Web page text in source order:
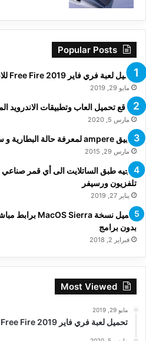
Popular Posts
تحميل لعبة فري فاير Free Fire 2019 للاندرويد والكمبيوتر مجانا
مايو 29, 2019
مواقع تحميل العاب وتطبيقات الاندرويد
مارس 5, 2020
تطبيق ampere لمعرفة حالة البطارية و سرعة الشحن
مارس 29, 2015
توجيه طبق الساتلايت الى أي قمر صناعي
تلفزيون ورسيفر
يناير 27, 2019
بدون برامج
فبراير 2, 2018
Most Viewed
مايو 29, 2019
تحميل لعبة فري فاير Free Fire 2019 للاندرويد والكمبيوتر مجانا